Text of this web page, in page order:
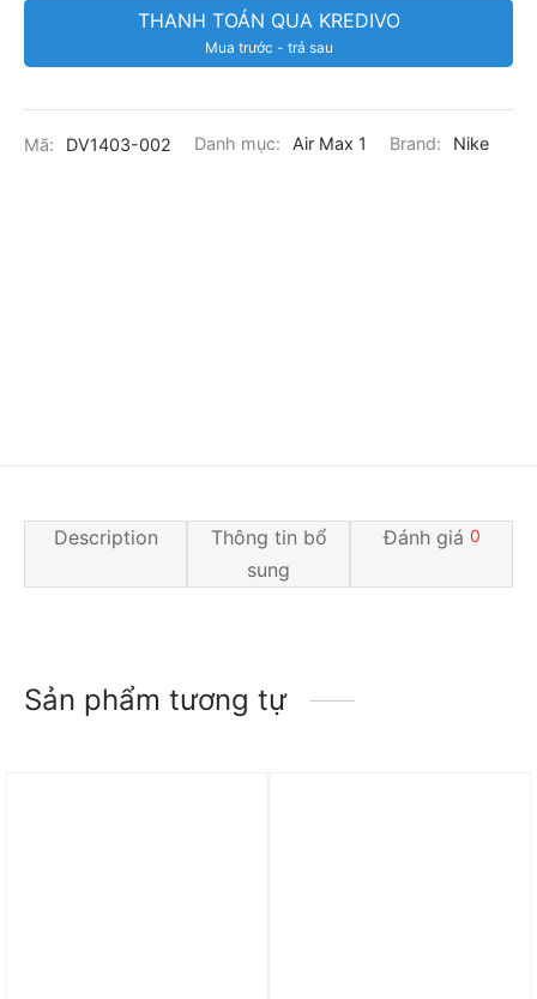
THANH TOÁN QUA KREDIVO
Mua trước - trả sau
Mã: DV1403-002 Danh mục: Air Max 1 Brand: Nike
Description
Thông tin bổ
sung
Đánh giá 0
Sản phẩm tương tự